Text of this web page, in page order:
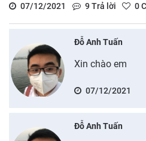
07/12/2021
9Trả lời 0
Đỗ Anh Tuấn
Xin chào em
07/12/2021
Đỗ Anh Tuấn